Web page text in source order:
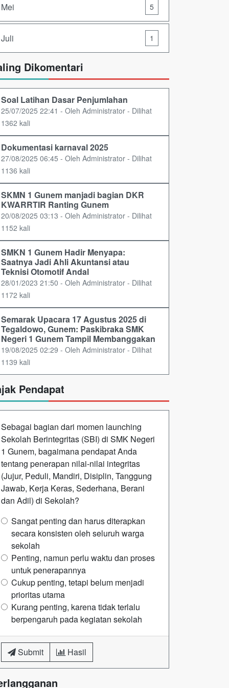
Mei 5
Juli 1
Dikomentari
Soal Latihan Dasar Penjumlahan
25/07/2025 22:41 - Oleh Administrator - Dilihat
1362 kali
Dokumentasi karnaval 2025
27/08/2025 06:45 - Oleh Administrator - Dilihat
1136 kali
SKMN 1 Gunem manjadi bagian DKR
KWARRTIR Ranting Gunem
20/08/2025 03:13 - Oleh Administrator - Dilihat
1152 kali
SMKN 1 Gunem Hadir Menyapa:
Saatnya Jadi Ahli Akuntansi atau
Teknisi Otomotif Andal
28/01/2023 21:50 - Oleh Administrator - Dilihat
1172 kali
Semarak Upacara 17 Agustus 2025 di
Tegaldowo, Gunem: Paskibraka SMK
Negeri 1 Gunem Tampil Membanggakan
19/08/2025 02:29 - Oleh Administrator - Dilihat
1139 kali
Pendapat
Sebagai bagian dari momen launching
Sekolah Berintegritas (SBI) di SMK Negeri
1 Gunem, bagaimana pendapat Anda
tentang penerapan nilai-nilai integritas
(Jujur, Peduli, Mandiri, Disiplin, Tanggung
Jawab, Kerja Keras, Sederhana, Berani
dan Adil) di Sekolah?
Sangat penting dan harus diterapkan
secara konsisten oleh seluruh warga
sekolah
Penting, namun perlu waktu dan proses
untuk penerapannya
Cukup penting, tetapi belum menjadi
prioritas utama
Kurang penting, karena tidak terlalu
berpengaruh pada kegiatan sekolah
Submit Hasil